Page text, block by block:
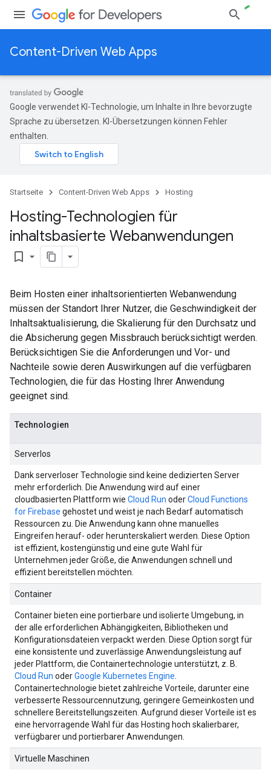
Content-Driven Web Apps
Google verwendet KI-Technologie, um Inhalte in Ihre bevorzugte
Sprache zu übersetzen. KI-Übersetzungen können Fehler
enthalten.
Startseite Content-Driven Web Apps Hosting
Hosting-Technologien für
inhaltsbasierte Webanwendungen
bookmark_border
Beim Hosten einer inhaltsorientierten Webanwendung
müssen der Standort Ihrer Nutzer, die Geschwindigkeit der
Inhaltsaktualisierung, die Skalierung für den Durchsatz und
die Absicherung gegen Missbrauch berücksichtigt werden.
Berücksichtigen Sie die Anforderungen und Vor- und
Nachteile sowie deren Auswirkungen auf die verfügbaren
Technologien, die für das Hosting Ihrer Anwendung
geeignet sind.
Technologien
Serverlos
Dank serverloser Technologie sind keine dedizierten Server
mehr erforderlich. Die Anwendung wird auf einer
cloudbasierten Plattform wie Cloud Run oderCloud Functions
for Firebase gehostet und weist je nach Bedarf automatisch
Ressourcen zu. Die Anwendung kann ohne manuelles
Eingreifen herauf- oder herunterskaliert werden. Diese Option
ist effizient, kostengünstig und eine gute Wahl für
Unternehmen jeder Größe, die Anwendungen schnell und
effizient bereitstellen möchten.
Container
Container bieten eine portierbare und isolierte Umgebung, in
der alle erforderlichen Abhängigkeiten, Bibliotheken und
Konfigurationsdateien verpackt werden. Diese Option sorgt für
eine konsistente und zuverlässige Anwendungsleistung auf
jeder Plattform, die Containertechnologie unterstützt, z. B.
Cloud Run oderGoogle Kubernetes Engine
Containertechnologie bietet zahlreiche Vorteile, darunter eine
verbesserte Ressourcennutzung, geringere Gemeinkosten und
schnellere Bereitstellungszeiten. Aufgrund dieser Vorteile ist es
eine hervorragende Wahl für das Hosting hoch skalierbarer,
verfügbarer und portierbarer Anwendungen.
Virtuelle Maschinen